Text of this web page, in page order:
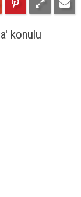
konulu